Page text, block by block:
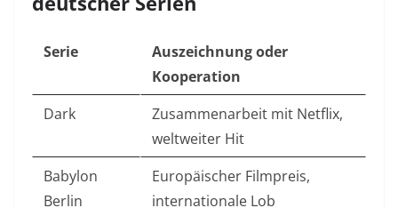
Serie
Auszeichnung oder
Kooperation
Dark
Zusammenarbeit mit Netflix,
weltweiter Hit
Babylon
Berlin
Europäischer Filmpreis,
internationale Lob